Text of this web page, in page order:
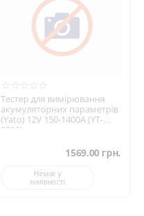
Тестер для вимірювання
акумуляторних параметрів
(Yato) 12V 150-1400A (YT-
8311)
1569.00 грн.
Немає у
наявності